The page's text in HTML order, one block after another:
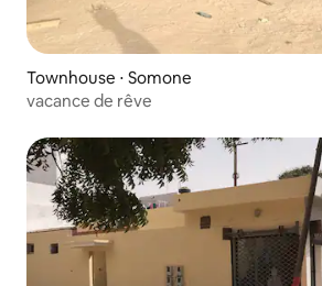
Townhouse ⋅ Somone
vacance de rêve